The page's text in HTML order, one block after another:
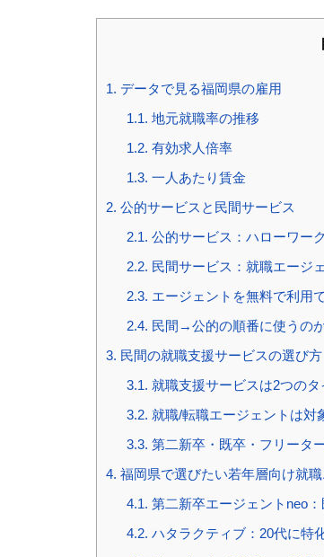
1. データで見る福岡県の雇用
1.1. 地元就職率の推移
1.2. 有効求人倍率
1.3. 一人あたり賃金
2. 公的サービスと民間サービス
2.1. 公的サービス：ハローワー
2.2. 民間サービス：就職エージ
2.3. エージェントを無料で利用
2.4. 民間→公的の順番に使うの
3. 民間の就職支援サービスの選び方
3.1. 就職支援サービスは2つのタ
3.2. 就職/転職エージェントは対
3.3. 第二新卒・既卒・フリータ
4. 福岡県で選びたい若年層向け就
4.1. 第二新卒エージェントneo
4.2. ハタラクティブ：20代に特